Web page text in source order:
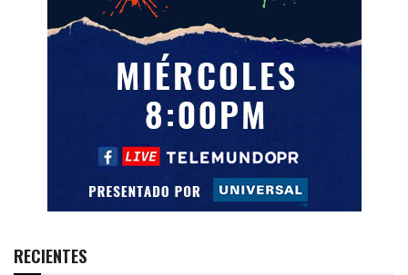
RECIENTES